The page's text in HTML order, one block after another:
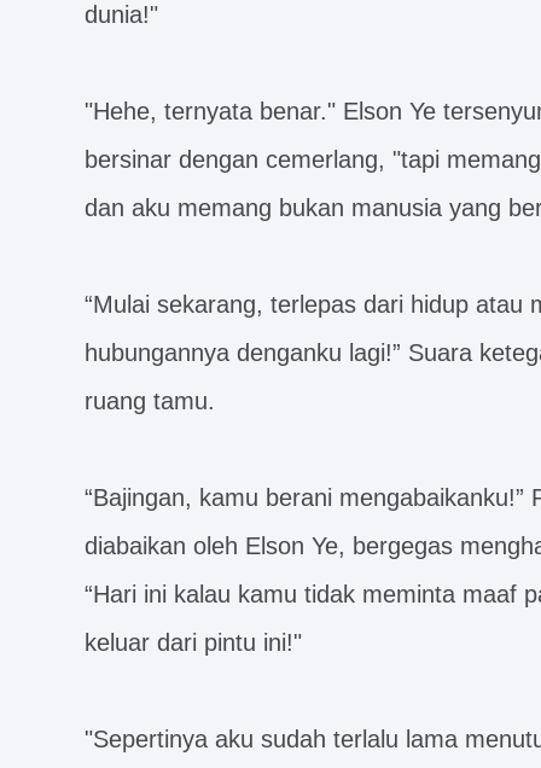
dunia!"
"Hehe, ternyata benar." Elson Ye
bersinar dengan cemerlang, "tapi
dan aku memang bukan manusia yang
“Mulai sekarang, terlepas dari hidup atau
hubungannya denganku lagi!” Suara
ruang tamu.
“Bajingan, kamu berani
diabaikan oleh Elson Ye, bergegas
“Hari ini kalau kamu tidak meminta maaf
keluar dari pintu ini!"
"Sepertinya aku sudah terlalu lama